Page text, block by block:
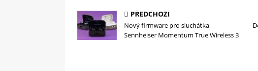
PŘEDCHOZÍ
Nový firmware pro sluchátka
Sennheiser Momentum True Wireless 3